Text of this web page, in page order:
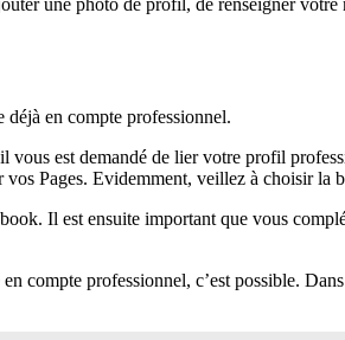
en compte professionnel.
est demandé de lier votre profil
Pages. Evidemment, veillez à choisir la
Il est ensuite important que vous
compte professionnel, c’est possible.